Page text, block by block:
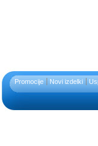
Promocije Novi izdelki